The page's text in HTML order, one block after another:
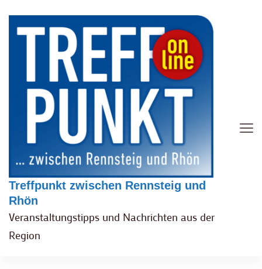
Treffpunkt zwischen Rennsteig und
Rhön
Veranstaltungstipps und Nachrichten aus der
Region